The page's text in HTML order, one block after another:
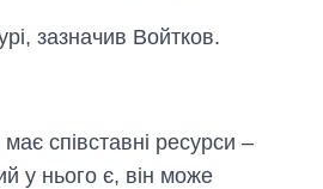
зазначив Войтков.
співставні ресурси –
у нього є, він може
вступників на
бакалаврат,